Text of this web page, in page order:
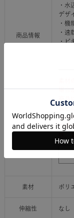
商品情報
・水
デザ
・機
・速
・ビ
場合
商品
濃色
をお
生産
素材 ポリ
伸縮性 なし